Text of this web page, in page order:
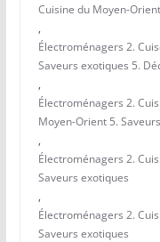
Cuisine du Moyen-
,
Électroménagers 2.
Saveurs exotiques 5.
,
Électroménagers 2.
Moyen-Orient 5.
,
Électroménagers 2.
Saveurs exotiques
,
Électroménagers 2.
Saveurs exotiques